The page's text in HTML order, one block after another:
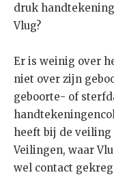
druk
Vlug?
Er is weinig over
niet over zijn
geboorte- of
heeft bij de veiling
Veilingen, waar
wel contact